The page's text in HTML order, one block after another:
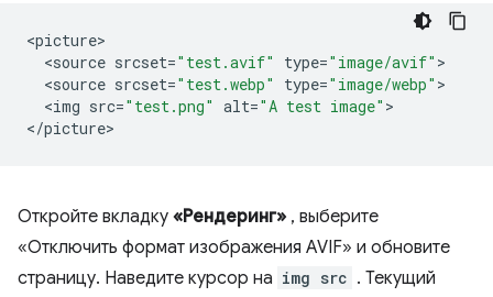
<picture
<source srcset="test.avif" type="image/avif"
<source srcset="test.webp" type="image/webp"
<img src="test.png" alt="A test image" >
</picture
Откройте вкладку «Рендеринг» , выберите
«Отключить формат изображения AVIF» и обновите
страницу. Наведите курсор на img src . Текущий